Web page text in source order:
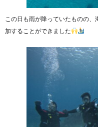
この日も雨が降っていたものの
加することができました